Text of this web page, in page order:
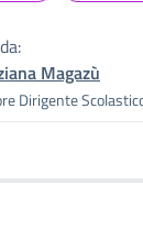
Magazù
Dirigente